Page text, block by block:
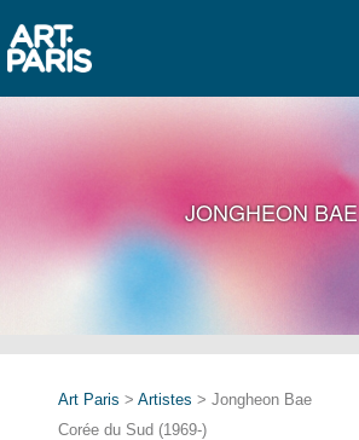
JONGHEON BAE
Art Paris > Artistes > Jongheon Bae
Corée du Sud (1969-)